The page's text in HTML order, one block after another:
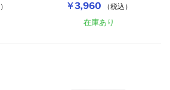
￥3,960 （税込）
在庫あり